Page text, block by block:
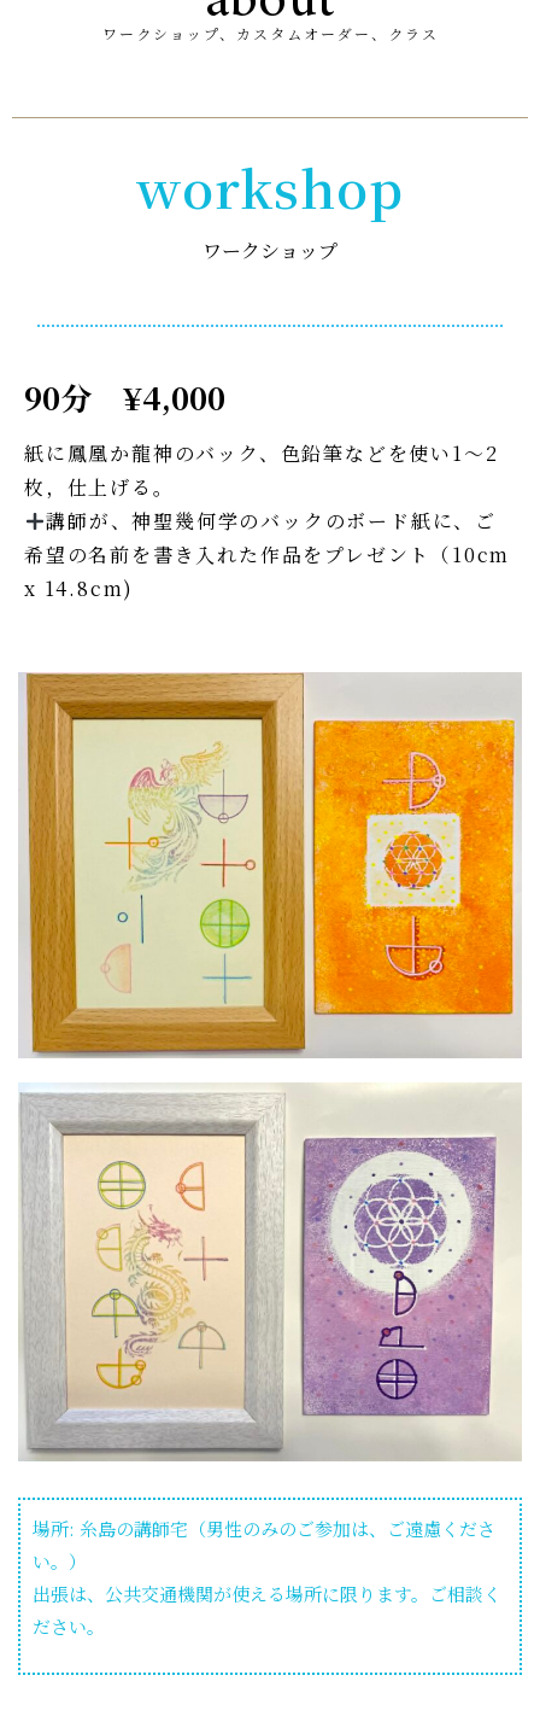
ワークショップ、カスタムオーダー、クラス
workshop
ワークショップ
90分 ¥4,000
紙に鳳凰か龍神のバック、色鉛筆などを使い1〜2
枚，仕上げる。
講師が、神聖幾何学のバックのボード紙に、ご
希望の名前を書き入れた作品をプレゼント（10cm
x 14.8cm)
場所: 糸島の講師宅（男性のみのご参加は、ご遠慮くださ
い。）
出張は、公共交通機関が使える場所に限ります。ご相談く
ださい。